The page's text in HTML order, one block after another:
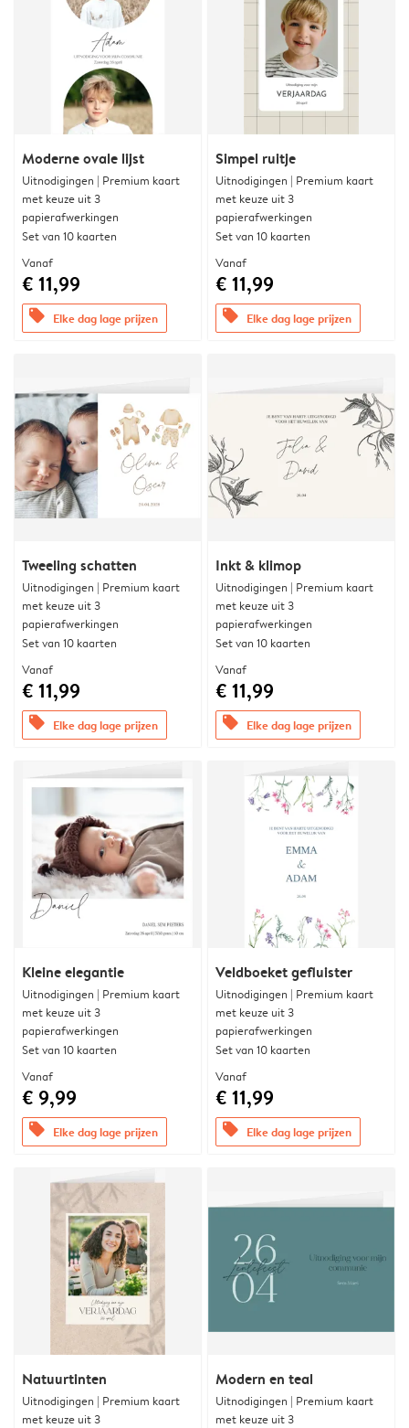
Moderne ovale lijst
Uitnodigingen | Premium kaart
met keuze uit 3
papierafwerkingen
Set van 10 kaarten
Vanaf
€ 11,99
offers Elke dag lage prijzen
Simpel ruitje
Uitnodigingen | Premium kaart
met keuze uit 3
papierafwerkingen
Set van 10 kaarten
Vanaf
€ 11,99
offers Elke dag lage prijzen
Tweeling schatten
Uitnodigingen | Premium kaart
met keuze uit 3
papierafwerkingen
Set van 10 kaarten
Vanaf
€ 11,99
offers Elke dag lage prijzen
Inkt & klimop
Uitnodigingen | Premium kaart
met keuze uit 3
papierafwerkingen
Set van 10 kaarten
Vanaf
€ 11,99
offers Elke dag lage prijzen
Kleine elegantie
Uitnodigingen | Premium kaart
met keuze uit 3
papierafwerkingen
Set van 10 kaarten
Vanaf
€ 9,99
offers Elke dag lage prijzen
Veldboeket gefluister
Uitnodigingen | Premium kaart
met keuze uit 3
papierafwerkingen
Set van 10 kaarten
Vanaf
€ 11,99
offers Elke dag lage prijzen
Natuurtinten
Uitnodigingen | Premium kaart
met keuze uit 3
Modern en teal
Uitnodigingen | Premium kaart
met keuze uit 3